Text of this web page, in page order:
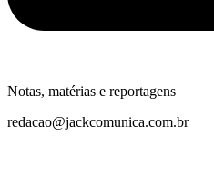
Notas, matérias e reportagens
redacao@jackcomunica.com.br